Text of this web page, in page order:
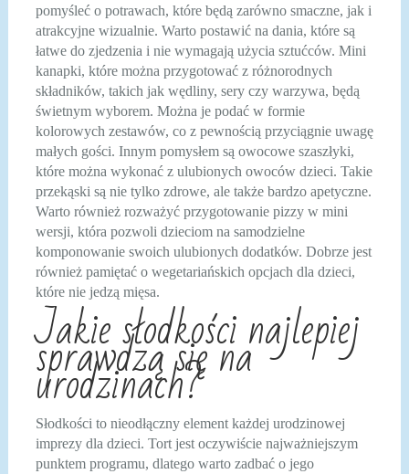
pomyśleć o potrawach, które będą zarówno smaczne, jak i
atrakcyjne wizualnie. Warto postawić na dania, które są
łatwe do zjedzenia i nie wymagają użycia sztućców. Mini
kanapki, które można przygotować z różnorodnych
składników, takich jak wędliny, sery czy warzywa, będą
świetnym wyborem. Można je podać w formie
kolorowych zestawów, co z pewnością przyciągnie uwagę
małych gości. Innym pomysłem są owocowe szaszłyki,
które można wykonać z ulubionych owoców dzieci. Takie
przekąski są nie tylko zdrowe, ale także bardzo apetyczne.
Warto również rozważyć przygotowanie pizzy w mini
wersji, która pozwoli dzieciom na samodzielne
komponowanie swoich ulubionych dodatków. Dobrze jest
również pamiętać o wegetariańskich opcjach dla dzieci,
które nie jedzą mięsa.
Jakie słodkości najlepiej
sprawdzą się na
urodzinach?
Słodkości to nieodłączny element każdej urodzinowej
imprezy dla dzieci. Tort jest oczywiście najważniejszym
punktem programu, dlatego warto zadbać o jego